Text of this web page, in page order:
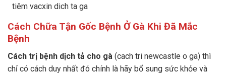
tiêm vacxin dich ta ga
Cách Chữa Tận Gốc Bệnh Ở Gà Khi Đã Mắc
Bệnh
Cách trị bệnh dịch tả cho gà (cach tri newcastle o ga) thì
chỉ có cách duy nhất đó chính là hãy bổ sung sức khỏe và